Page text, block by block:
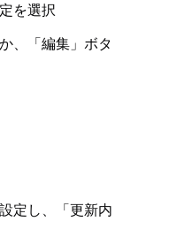
を選択
、「編集」ボタ
定し、「更新内